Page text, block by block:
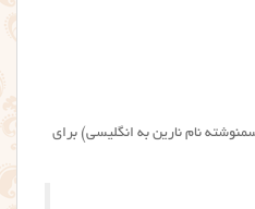
نام نارین به انگلیسی) برای